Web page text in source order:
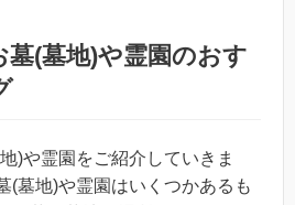
墓(墓地)や霊園のおす
)や霊園をご紹介していきま
(墓地)や霊園はいくつかあるも